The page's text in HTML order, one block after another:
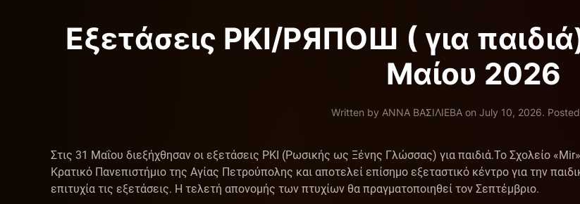
Εξετάσεις ΡΚΙ/РЯПОШ ( για
Μαίου 2026
Written by ΑΝΝΑ ΒΑΣΙΛΙΕΒΑ on July 10, 2026.
Στις 31 Μαΐου διεξήχθησαν οι εξετάσεις ΡΚΙ (Ρωσικής ως Ξένης Γλώσσας) για παιδιά. ​Το Σχολείο
Κρατικό Πανεπιστήμιο της Αγίας Πετρούπολης και αποτελεί επίσημο εξεταστικό κέντρο για την
επιτυχία τις εξετάσεις. Η τελετή απονομής των πτυχίων θα πραγματοποιηθεί τον Σεπτέμβριο.